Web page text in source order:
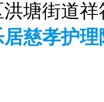
塘街道祥
慈孝护